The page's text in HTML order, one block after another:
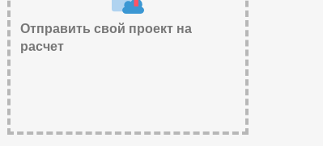
Отправить свой проект на
расчет